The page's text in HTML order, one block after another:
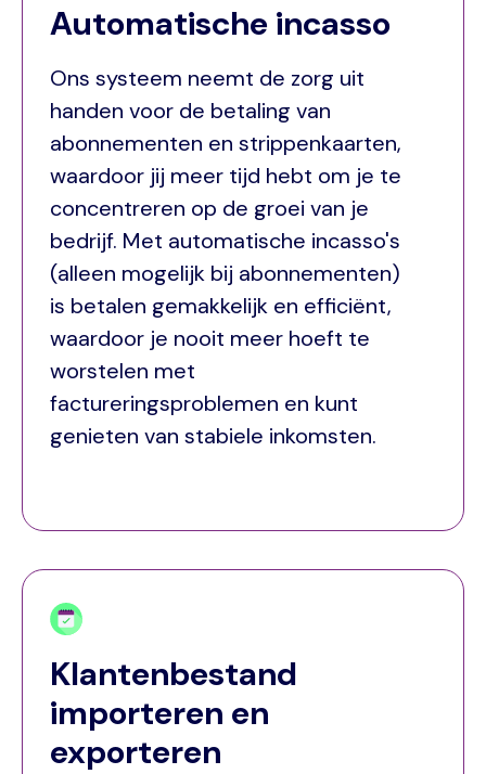
Automatische incasso
Ons systeem neemt de zorg uit
handen voor de betaling van
abonnementen en strippenkaarten,
waardoor jij meer tijd hebt om je te
concentreren op de groei van je
bedrijf. Met automatische incasso's
(alleen mogelijk bij abonnementen)
is betalen gemakkelijk en efficiënt,
waardoor je nooit meer hoeft te
worstelen met
factureringsproblemen en kunt
genieten van stabiele inkomsten.
Klantenbestand
importeren en
exporteren